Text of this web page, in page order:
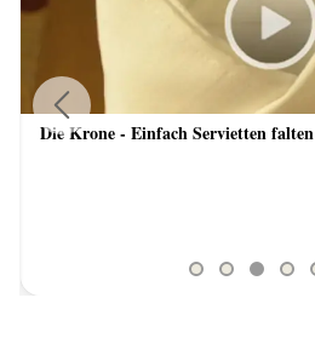
Die Krone - Einfach Servietten falten
Previous